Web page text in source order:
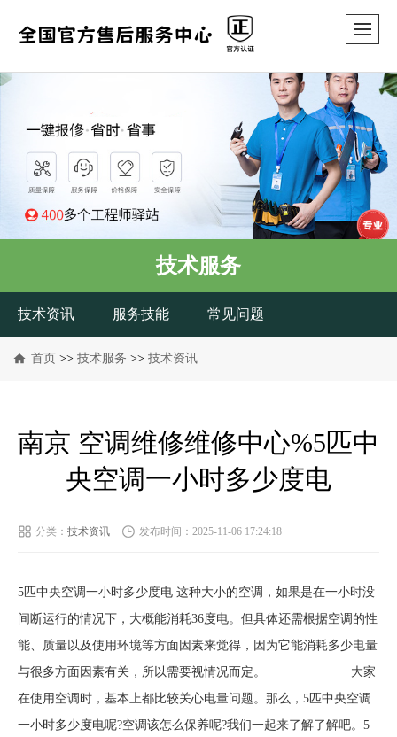
技术服务
技术资讯 服务技能 常见问题
首页 >> 技术服务 >> 技术资讯
南京 空调维修维修中心%5匹中
央空调一小时多少度电
分类： 技术资讯 发布时间：2025-11-06 17:24:18
5匹中央空调一小时多少度电 这种大小的空调，如果是在一小时没
间断运行的情况下，大概能消耗36度电。但具体还需根据空调的性
能、质量以及使用环境等方面因素来觉得，因为它能消耗多少电量
与很多方面因素有关，所以需要视情况而定。 大家
在使用空调时，基本上都比较关心电量问题。那么，5匹中央空调
一小时多少度电呢?空调该怎么保养呢?我们一起来了解了解吧。5